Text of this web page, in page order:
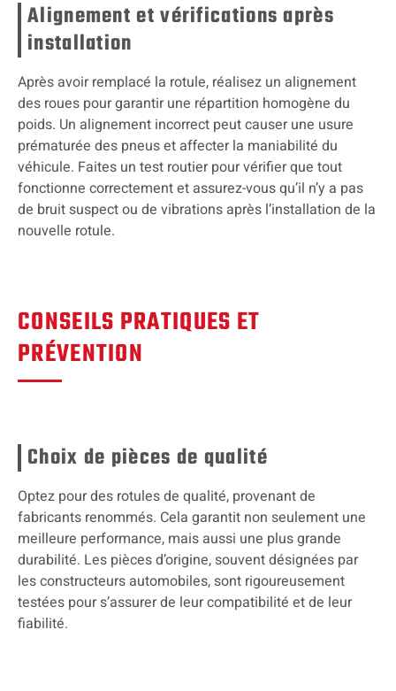
Alignement et vérifications après
installation
Après avoir remplacé la rotule, réalisez un alignement
des roues pour garantir une répartition homogène du
poids. Un alignement incorrect peut causer une usure
prématurée des pneus et affecter la maniabilité du
véhicule. Faites un test routier pour vérifier que tout
fonctionne correctement et assurez-vous qu’il n’y a pas
de bruit suspect ou de vibrations après l’installation de la
nouvelle rotule.
CONSEILS PRATIQUES ET
PRÉVENTION
Choix de pièces de qualité
Optez pour des rotules de qualité, provenant de
fabricants renommés. Cela garantit non seulement une
meilleure performance, mais aussi une plus grande
durabilité. Les pièces d’origine, souvent désignées par
les constructeurs automobiles, sont rigoureusement
testées pour s’assurer de leur compatibilité et de leur
fiabilité.